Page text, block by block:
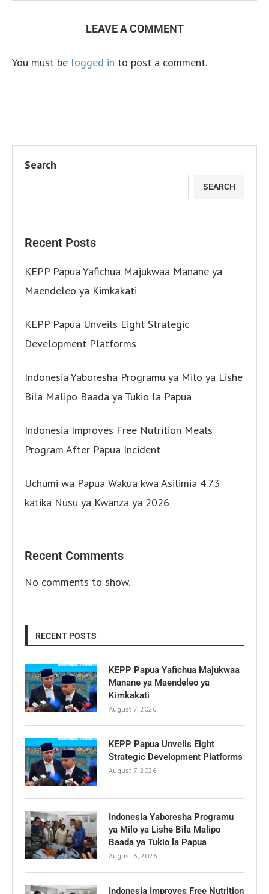
LEAVE A COMMENT
You must be logged in to post a comment.
Search
SEARCH
Recent Posts
KEPP Papua Yafichua Majukwaa Manane ya
Maendeleo ya Kimkakati
KEPP Papua Unveils Eight Strategic
Development Platforms
Indonesia Yaboresha Programu ya Milo ya Lishe
Bila Malipo Baada ya Tukio la Papua
Indonesia Improves Free Nutrition Meals
Program After Papua Incident
Uchumi wa Papua Wakua kwa Asilimia 4.73
katika Nusu ya Kwanza ya 2026
Recent Comments
No comments to show.
RECENT POSTS
KEPP Papua Yafichua Majukwaa
Manane ya Maendeleo ya
Kimkakati
August 7, 2026
KEPP Papua Unveils Eight
Strategic Development Platforms
August 7, 2026
Indonesia Yaboresha Programu
ya Milo ya Lishe Bila Malipo
Baada ya Tukio la Papua
August 6, 2026
Indonesia Improves Free Nutrition